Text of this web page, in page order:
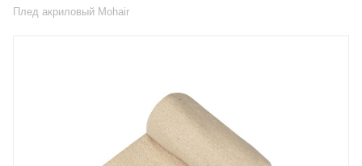
Плед акриловый Mohair